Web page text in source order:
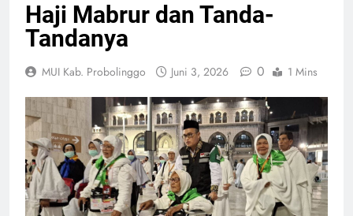
Haji Mabrur dan Tanda-
Tandanya
MUI Kab. Probolinggo Juni 3, 2026 0 1 Mins